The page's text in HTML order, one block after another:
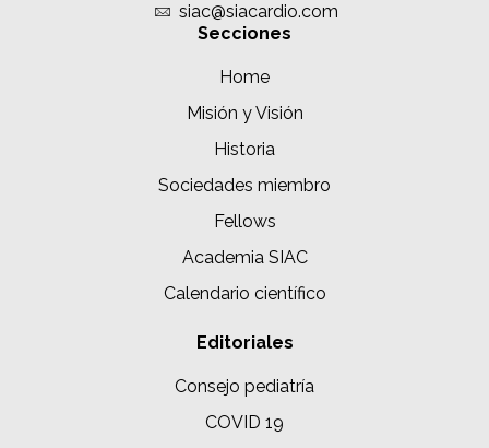
siac@siacardio.com
Secciones
Home
Misión y Visión
Historia
Sociedades miembro
Fellows
Academia SIAC
Calendario científico
Editoriales
Consejo pediatría
COVID 19